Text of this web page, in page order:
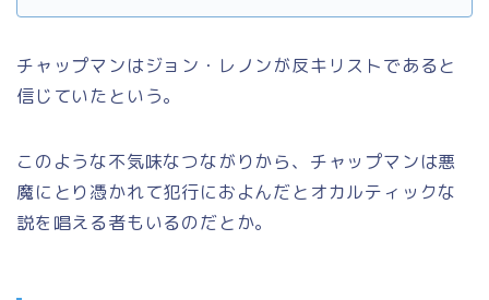
チャップマンはジョン・レノンが反キリストであると
信じていたという。
このような不気味なつながりから、チャップマンは悪
魔にとり憑かれて犯行におよんだとオカルティックな
説を唱える者もいるのだとか。